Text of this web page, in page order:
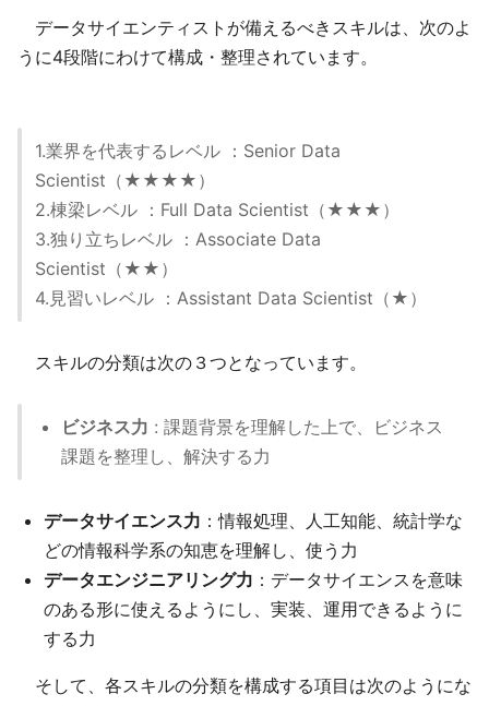
データサイエンティストが備えるべきスキルは、次のよ
うに4段階にわけて構成・整理されています。
1.業界を代表するレベル ：Senior Data
Scientist（★★★★）
2.棟梁レベル ：Full Data Scientist（★★★）
3.独り立ちレベル ：Associate Data
Scientist（★★）
4.見習いレベル ：Assistant Data Scientist（★）
スキルの分類は次の３つとなっています。
ビジネス力 : 課題背景を理解した上で、ビジネス
課題を整理し、解決する力
データサイエンス力 ：情報処理、人工知能、統計学な
どの情報科学系の知恵を理解し、使う力
データエンジニアリング力 ：データサイエンスを意味
のある形に使えるようにし、実装、運用できるように
する力
そして、各スキルの分類を構成する項目は次のようにな